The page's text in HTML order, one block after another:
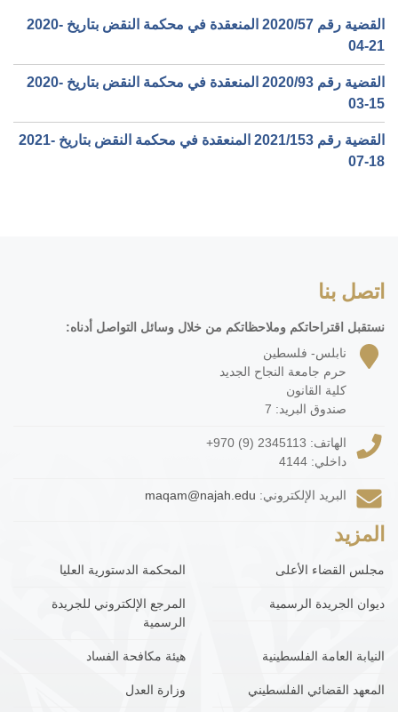
القضية رقم ‎57‏/‎2020‏ المنعقدة في محكمة النقض بتاريخ ‎2020-
04-21‏
القضية رقم ‎93‏/‎2020‏ المنعقدة في محكمة النقض بتاريخ ‎2020-
03-15‏
القضية رقم ‎153‏/‎2021‏ المنعقدة في محكمة النقض بتاريخ ‎2021-
07-18‏
اتصل بنا
نستقبل اقتراحاتكم وملاحظاتكم من خلال وسائل التواصل أدناه:
نابلس- فلسطين
حرم جامعة النجاح الجديد
كلية القانون
صندوق البريد: 7
الهاتف: +970 (9) 2345113
داخلي: 4144
البريد الإلكتروني: maqam@najah.edu
المزيد
مجلس القضاء الأعلى المحكمة الدستورية العليا
ديوان الجريدة الرسمية
المرجع الإلكتروني للجريدة
الرسمية
النيابة العامة الفلسطينية هيئة مكافحة الفساد
المعهد القضائي الفلسطيني وزارة العدل